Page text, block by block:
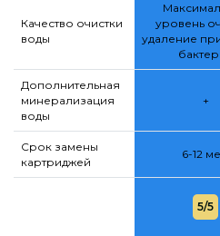
Качество очистки
воды
уровень
удаление
Дополнительная
минерализация
воды
+
Срок замены
картриджей
6-12
5/5